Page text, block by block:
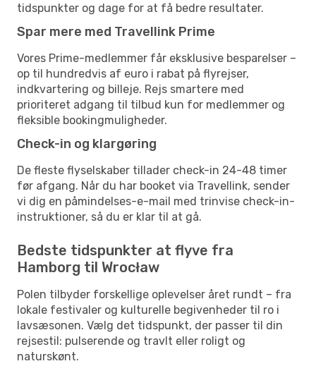
tidspunkter og dage for at få bedre resultater.
Spar mere med Travellink Prime
Vores Prime-medlemmer får eksklusive besparelser –
op til hundredvis af euro i rabat på flyrejser,
indkvartering og billeje. Rejs smartere med
prioriteret adgang til tilbud kun for medlemmer og
fleksible bookingmuligheder.
Check-in og klargøring
De fleste flyselskaber tillader check-in 24-48 timer
før afgang. Når du har booket via Travellink, sender
vi dig en påmindelses-e-mail med trinvise check-in-
instruktioner, så du er klar til at gå.
Bedste tidspunkter at flyve fra
Hamborg til Wrocław
Polen tilbyder forskellige oplevelser året rundt – fra
lokale festivaler og kulturelle begivenheder til ro i
lavsæsonen. Vælg det tidspunkt, der passer til din
rejsestil: pulserende og travlt eller roligt og
naturskønt.